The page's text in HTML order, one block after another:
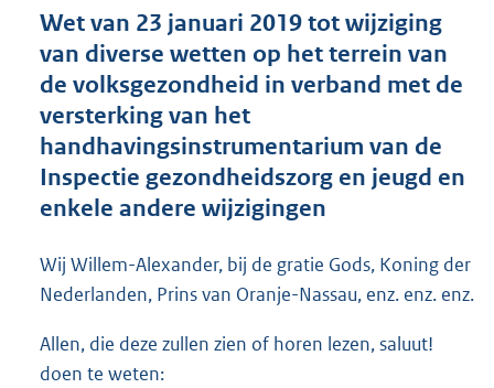
n
d
s
g
o
t
e
7
1
Wet van 23 januari 2019 tot wijziging
van diverse wetten op het terrein van
de volksgezondheid in verband met de
versterking van het
handhavingsinstrumentarium van de
Inspectie gezondheidszorg en jeugd en
enkele andere wijzigingen
Wij Willem-Alexander, bij de gratie Gods, Koning der
Nederlanden, Prins van Oranje-Nassau, enz. enz. enz.
Allen, die deze zullen zien of horen lezen, saluut!
doen te weten: